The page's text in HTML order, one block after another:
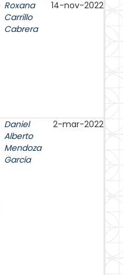
Roxana
Carrillo
Cabrera
14-nov-2022
Daniel
Alberto
Mendoza
García
2-mar-2022